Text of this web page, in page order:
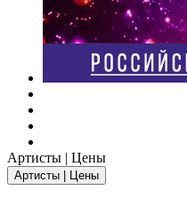
Артисты | Цены
Артисты | Цены